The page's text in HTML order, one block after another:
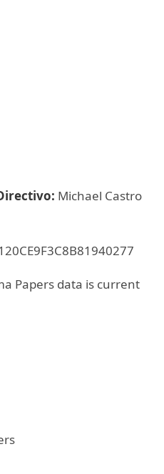
Michael Castro
Papers data is current